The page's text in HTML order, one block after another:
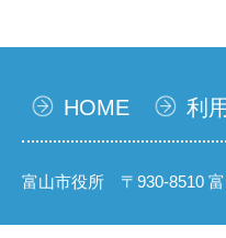
HOME 利
富山市役所 〒930-8510